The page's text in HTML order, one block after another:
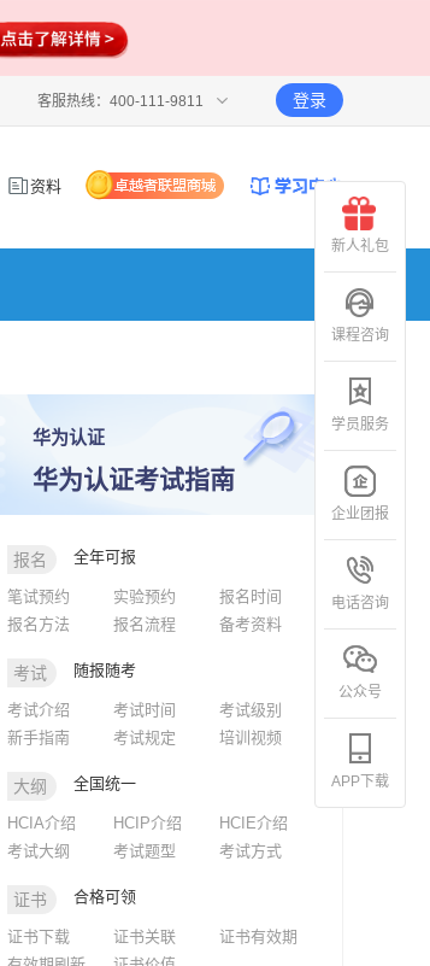
客服热线：400-111-9811 登录
资料
华为认证
华为认证考试指南
报名 全年可报
笔试预约 实验预约
报名时间
报名方法
报名流程 备考资料
考试 随报随考
考试介绍 考试时间
考试级别
新手指南
考试规定 培训视频
大纲 全国统一
HCIA介绍 HCIP介绍
HCIE介绍
考试大纲
考试题型 考试方式
证书 合格可领
证书下载 证书关联
证书有效期
新人礼包
课程咨询
学员服务
企业团报
电话咨询
公众号
APP下载